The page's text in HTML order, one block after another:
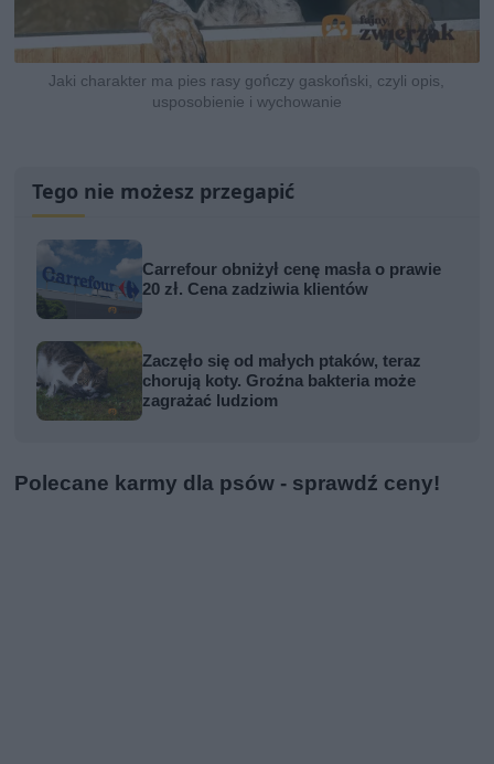
Jaki charakter ma pies rasy gończy gaskoński, czyli opis,
usposobienie i wychowanie
Tego nie możesz przegapić
Carrefour obniżył cenę masła o prawie
20 zł. Cena zadziwia klientów
Zaczęło się od małych ptaków, teraz
chorują koty. Groźna bakteria może
zagrażać ludziom
Polecane karmy dla psów - sprawdź ceny!